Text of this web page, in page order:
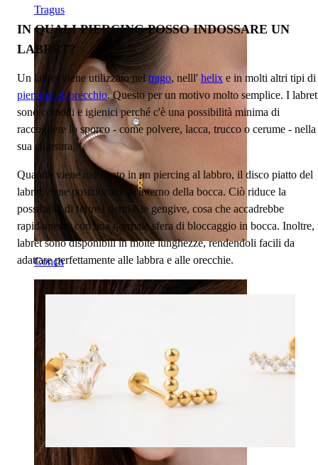
Tragus
Conch
IN QUALI PIERCING POSSO INDOSSARE UN
LABRET?
Un labret viene utilizzato neltrago, nelll' helix e in molti altri tipi di
piercing all'orecchio. Questo per un motivo molto semplice. I labret
sono comodi e igienici perché c'è una possibilità minima di
raccogliere lo sporco - come polvere, lacca, trucco o cerume - nella
sua chiusura.
Quando viene indossato in un piercing al labbro, il disco piatto del
labret viene posizionato all'interno della bocca. Ciò riduce la
possibilità di ferire i denti e le gengive, cosa che accadrebbe
rapidamente con una normale sfera di bloccaggio in bocca. Inoltre,
labret sono disponibili in molte lunghezze, rendendoli facili da
adattare perfettamente alle labbra e alle orecchie.